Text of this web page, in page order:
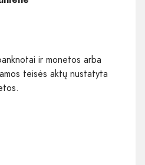
ir monetos arba
teisės aktų nustatyta